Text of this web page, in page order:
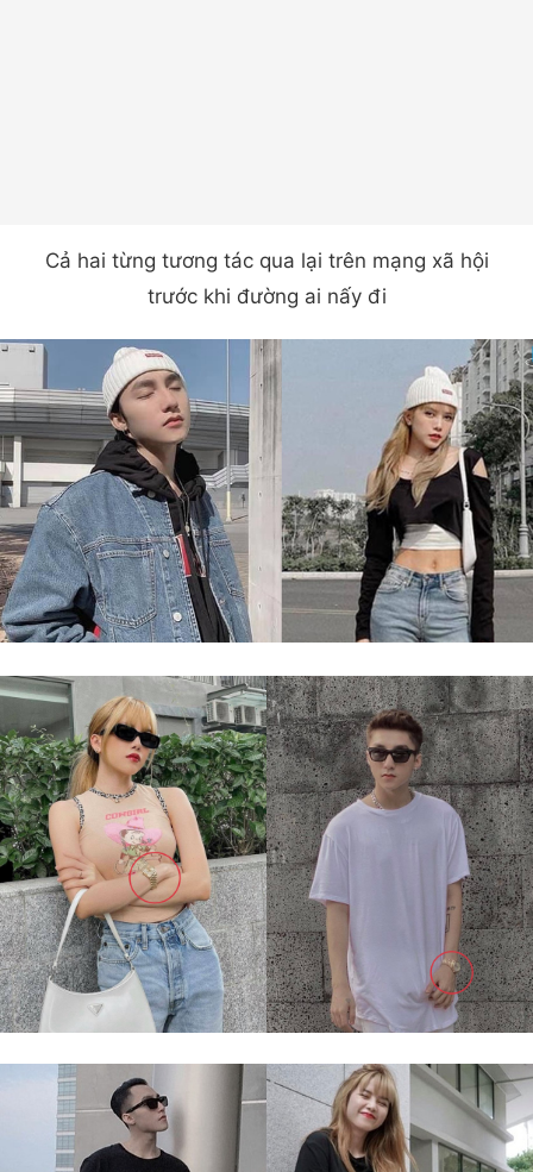
Cả hai từng tương tác qua lại trên mạng xã hội
trước khi đường ai nấy đi